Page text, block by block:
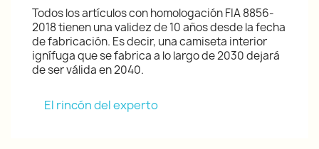
Todos los artículos con homologación FIA 8856-
2018 tienen una validez de 10 años desde la fecha
de fabricación. Es decir, una camiseta interior
ignífuga que se fabrica a lo largo de 2030 dejará
de ser válida en 2040.
El rincón del experto